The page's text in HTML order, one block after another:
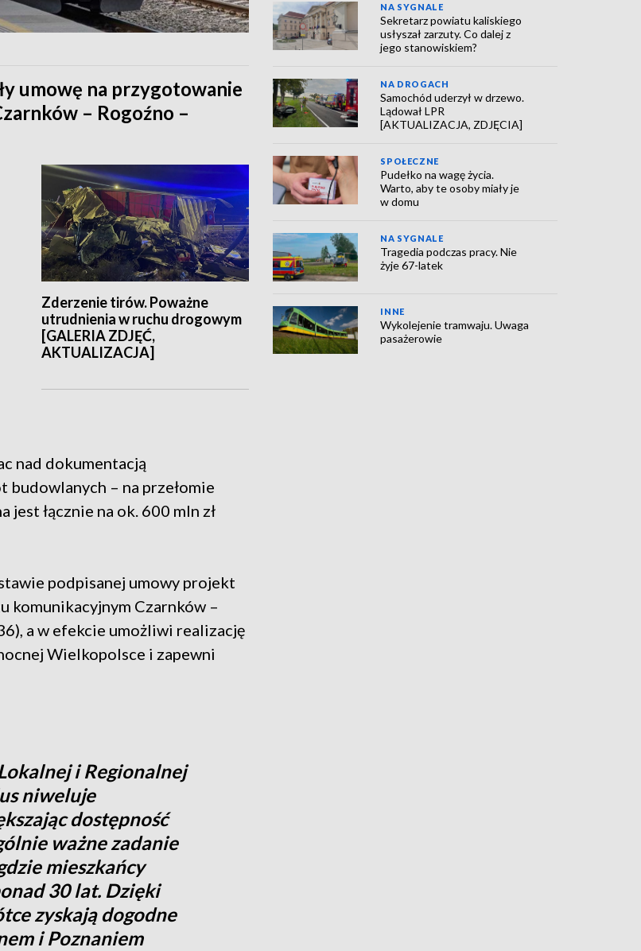
umowę na przygotowanie
– Rogoźno –
Zderzenie tirów. Poważne
utrudnienia w ruchu drogowym
[GALERIA ZDJĘĆ,
AKTUALIZACJA]
nad dokumentacją
budowlanych – na przełomie
jest łącznie na ok. 600 mln zł
podpisanej umowy projekt
komunikacyjnym Czarnków –
a w efekcie umożliwi realizację
Wielkopolsce i zapewni
i Regionalnej
niweluje
dostępność
ważne zadanie
mieszkańcy
30 lat. Dzięki
zyskają dogodne
i Poznaniem
NA SYGNALE
Sekretarz powiatu kaliskiego
usłyszał zarzuty. Co dalej z
jego stanowiskiem?
NA DROGACH
Samochód uderzył w drzewo.
Lądował LPR
[AKTUALIZACJA, ZDJĘCIA]
SPOŁECZNE
Pudełko na wagę życia.
Warto, aby te osoby miały je
w domu
NA SYGNALE
Tragedia podczas pracy. Nie
żyje 67-latek
INNE
Wykolejenie tramwaju. Uwaga
pasażerowie